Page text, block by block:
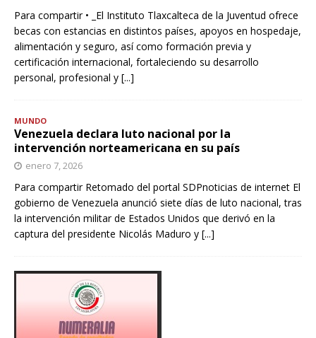
Para compartir • _El Instituto Tlaxcalteca de la Juventud ofrece
becas con estancias en distintos países, apoyos en hospedaje,
alimentación y seguro, así como formación previa y
certificación internacional, fortaleciendo su desarrollo
personal, profesional y [...]
MUNDO
Venezuela declara luto nacional por la
intervención norteamericana en su país
enero 7, 2026
Para compartir Retomado del portal SDPnoticias de internet El
gobierno de Venezuela anunció siete días de luto nacional, tras
la intervención militar de Estados Unidos que derivó en la
captura del presidente Nicolás Maduro y [...]